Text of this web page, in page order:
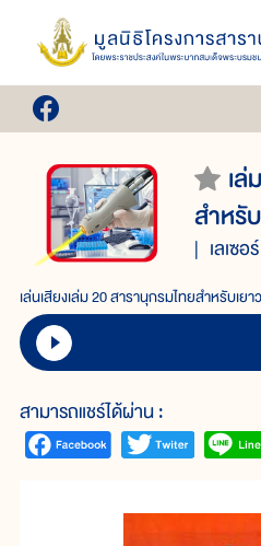
เ
สำหรั
เลเซอร์
เล่นเสียงเล่ม 20 สารานุกรมไทยสำหรับเยา
สามารถแชร์ได้ผ่าน :